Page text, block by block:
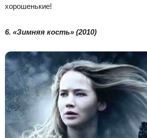
хорошенькие!
6. «Зимняя кость» (2010)